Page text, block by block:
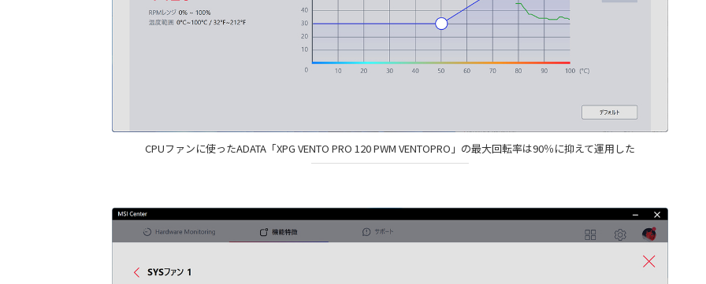
CPUファンに使ったADATA「XPG VENTO PRO 120 PWM VENTOPRO」の最大回転率は90％に抑えて運用した